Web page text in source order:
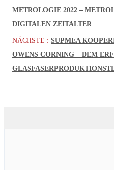
METROLOGIE 2022 –
DIGITALEN ZEITALTER
NÄCHSTE : SUPMEA
OWENS CORNING – DEM